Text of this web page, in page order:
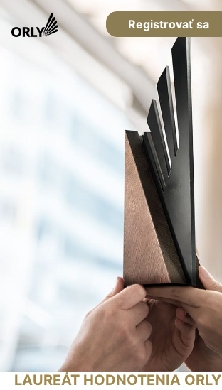
Registrovať sa
LAUREÁT HODNOTENIA ORLY